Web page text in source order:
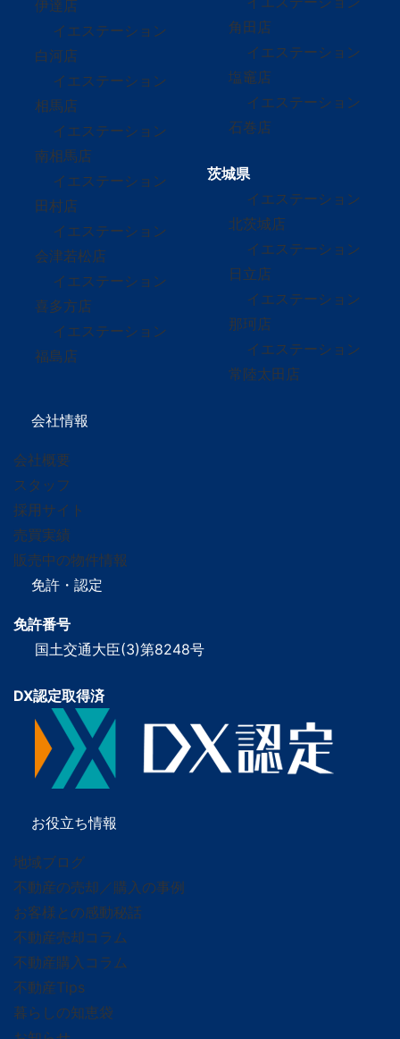
伊達店
イエステーション
白河店
イエステーション
相馬店
イエステーション
南相馬店
イエステーション
田村店
イエステーション
会津若松店
イエステーション
喜多方店
イエステーション
福島店
角田店
イエステーション
塩竈店
イエステーション
石巻店
茨城県
イエステーション
北茨城店
イエステーション
日立店
イエステーション
那珂店
イエステーション
常陸太田店
会社情報
会社概要
スタッフ
採用サイト
売買実績
販売中の物件情報
免許・認定
免許番号
国土交通大臣(3)第8248号
DX認定取得済
お役立ち情報
地域ブログ
不動産の売却／購入の事例
お客様との感動秘話
不動産売却コラム
不動産購入コラム
不動産Tips
暮らしの知恵袋